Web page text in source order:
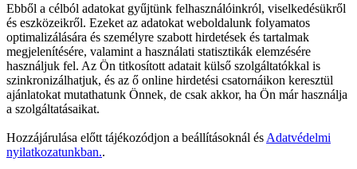
Ebből a célból adatokat gyűjtünk felhasználóinkról, viselkedésükről
és eszközeikről. Ezeket az adatokat weboldalunk folyamatos
optimalizálására és személyre szabott hirdetések és tartalmak
megjelenítésére, valamint a használati statisztikák elemzésére
használjuk fel. Az Ön titkosított adatait külső szolgáltatókkal is
szinkronizálhatjuk, és az ő online hirdetési csatornáikon keresztül
ajánlatokat mutathatunk Önnek, de csak akkor, ha Ön már használja
a szolgáltatásaikat.
Hozzájárulása előtt tájékozódjon a beállításoknál és Adatvédelmi
nyilatkozatunkban..